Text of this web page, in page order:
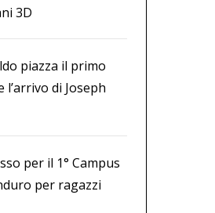
3D
piazza il primo
l’arrivo di Joseph
per il 1° Campus
per ragazzi